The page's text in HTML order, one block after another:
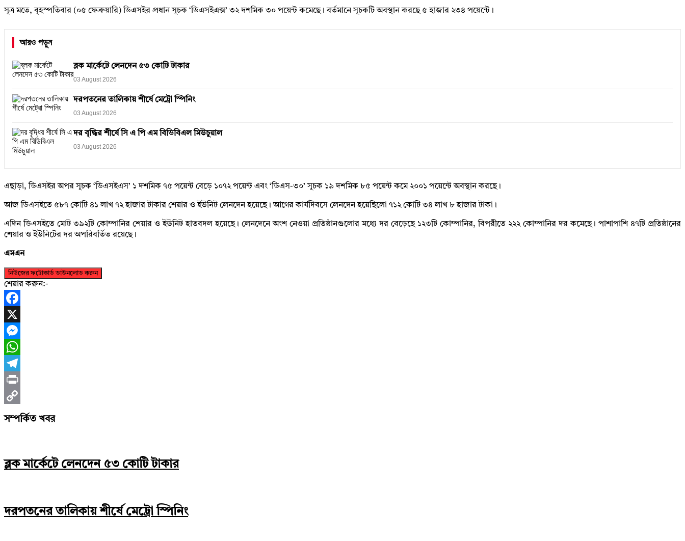
সূত্র মতে, বৃহস্পতিবার (০৫ ফেব্রুয়ারি) ডিএসইর প্রধান সূচক ‘ডিএসইএক্স’ ৩২ দশমিক ৩০ পয়েন্ট কমেছে। বর্তমানে সূচকটি অবস্থান করছে ৫ হাজার ২৩৪ পয়েন্টে।
আরও পড়ুন
ব্লক মার্কেটে লেনদেন ৫৩ কোটি টাকার
03 August 2026
দরপতনের তালিকায় শীর্ষে মেট্রো স্পিনিং
03 August 2026
দর বৃদ্ধির শীর্ষে সি এ পি এম বিডিবিএল মিউচুয়াল
03 August 2026
এছাড়া, ডিএসইর অপর সূচক ‘ডিএসইএস’ ১ দশমিক ৭৫ পয়েন্ট বেড়ে ১০৭২ পয়েন্ট এবং ‘ডিএস-৩০’ সূচক ১৯ দশমিক ৮৫ পয়েন্ট কমে ২০০১ পয়েন্টে অবস্থান করছে।
আজ ডিএসইতে ৫৮৭ কোটি ৪১ লাখ ৭২ হাজার টাকার শেয়ার ও ইউনিট লেনদেন হয়েছে। আগের কার্যদিবসে লেনদেন হয়েছিলো ৭১২ কোটি ৩৪ লাখ ৮ হাজার টাকা।
এদিন ডিএসইতে মোট ৩৯২টি কোম্পানির শেয়ার ও ইউনিট হাতবদল হয়েছে। লেনদেনে অংশ নেওয়া প্রতিষ্ঠানগুলোর মধ্যে দর বেড়েছে ১২৩টি কোম্পানির, বিপরীতে ২২২ কোম্পানির দর কমেছে। পাশাপাশি ৪৭টি প্রতিষ্ঠানের
শেয়ার ও ইউনিটের দর অপরিবর্তিত রয়েছে।
এমএন
নিউজের ফটোকার্ড ডাউনলোড করুন
শেয়ার করুন:-
Facebook
X
Messenger
WhatsApp
Telegram
Print
Copy
সম্পর্কিত খবর
ব্লক মার্কেটে লেনদেন ৫৩ কোটি টাকার
দরপতনের তালিকায় শীর্ষে মেট্রো স্পিনিং